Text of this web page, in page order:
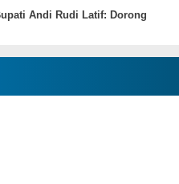
Andi Rudi Latif: Dorong